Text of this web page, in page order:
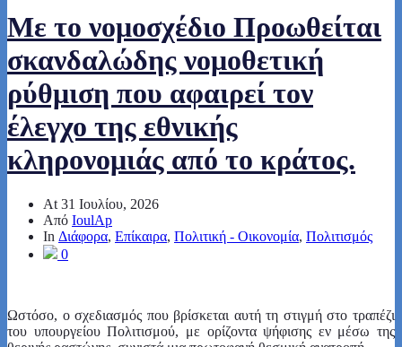
Με το νομοσχέδιο Προωθείται
σκανδαλώδης νομοθετική
ρύθμιση που αφαιρεί τον
έλεγχο της εθνικής
κληρονομιάς από το κράτος.
At 31 Ιουλίου, 2026
Από IoulAp
In Διάφορα, Επίκαιρα, Πολιτική - Οικονομία, Πολιτισμός
0
Ωστόσο, ο σχεδιασμός που βρίσκεται αυτή τη στιγμή στο τραπέζι
του υπουργείου Πολιτισμού, με ορίζοντα ψήφισης εν μέσω της